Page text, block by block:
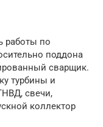
работы по
поддона
сварщик.
турбины и
свечи,
коллектор